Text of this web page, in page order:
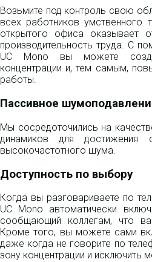
Возьмите под контроль свою
всех работников умственного
открытого офиса оказывает
производительность труда. С
UC Mono вы можете
концентрации и, тем самым,
работы.
Пассивное
Мы сосредоточились на
динамиков для достижения
высокочастотного шума.
Доступность по выбору
Когда вы разговариваете по
UC Mono автоматически
сообщающий коллегам, что
Кроме того, вы можете сами
даже когда не говорите по
зону концентрации и